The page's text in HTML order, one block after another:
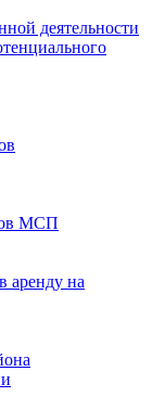
деятельности
МСП
аренду на